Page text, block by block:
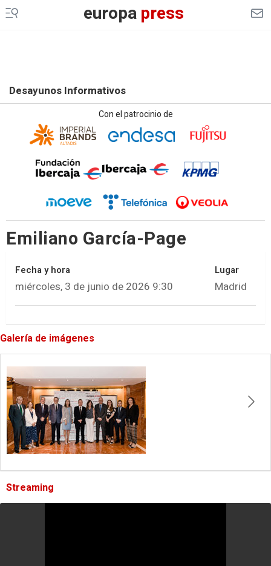
europapress
Desayunos Informativos
Con el patrocinio de
Emiliano García-Page
Fecha y hora
miércoles, 3 de junio de 2026 9:30
Lugar
Madrid
Galería de imágenes
Streaming